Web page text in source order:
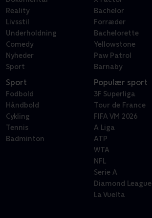
Reality
Livsstil
Underholdning
Comedy
Nyheder
Sport
Bachelor
Forræder
Bachelorette
Yellowstone
Paw Patrol
Barnaby
Sport
Fodbold
Håndbold
Cykling
Tennis
Badminton
Populær sport
3F Superliga
Tour de France
FIFA VM 2026
A Liga
ATP
WTA
NFL
Serie A
Diamond League
La Vuelta